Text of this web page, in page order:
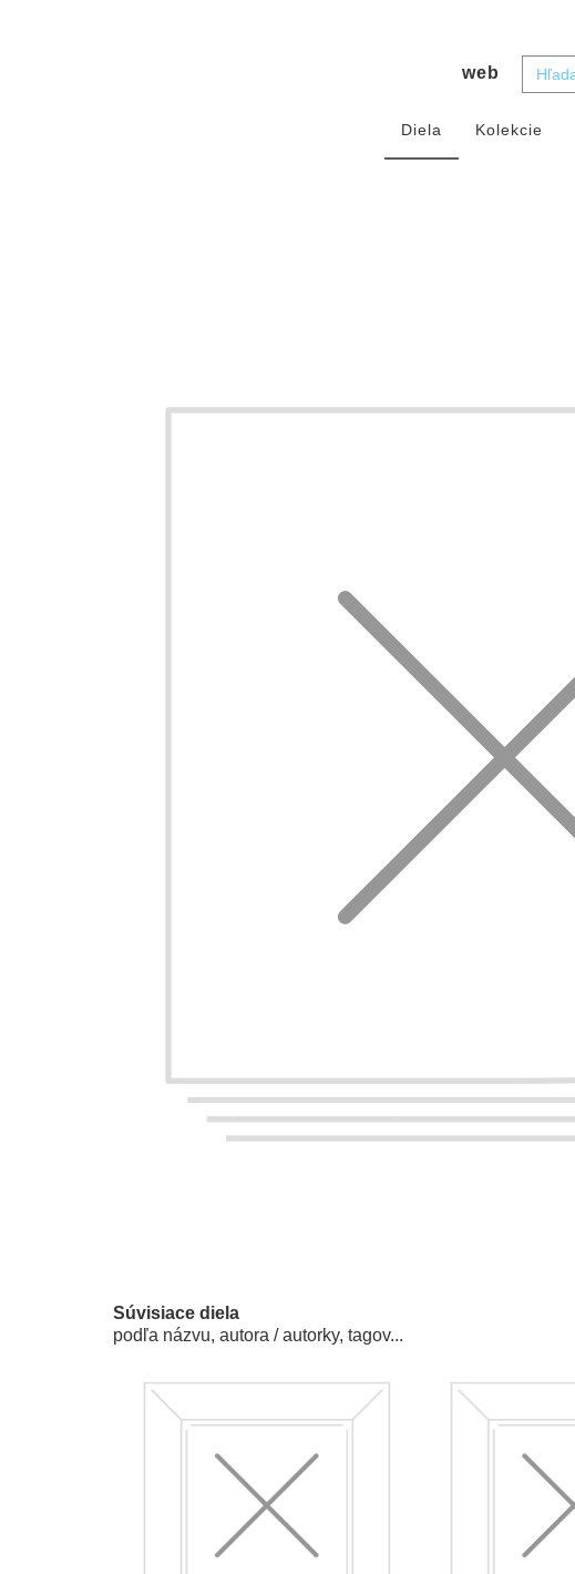
web
Diela Kolekcie
Súvisiace diela
podľa názvu, autora / autorky, tagov...